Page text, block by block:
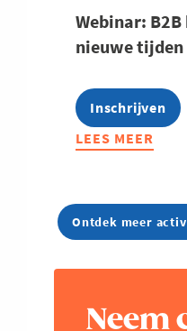
Webinar:
nieuwe tijden
Inschrijven
LEES MEER
ABOUT
KLANTEN
VINDEN
NIEUWE
2026
Ontdek meer
Neem